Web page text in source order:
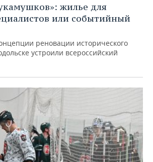
жилье для
или событийный
реновации исторического
устроили всероссийский